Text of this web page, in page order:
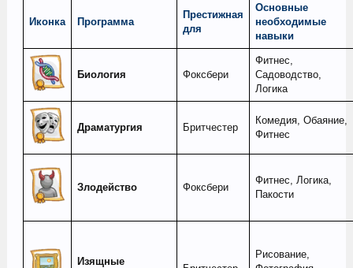
Иконка Программа
Престижная
для
Основные
необходимые
навыки
Биология Фоксбери
Фитнес,
Садоводство,
Логика
Драматургия Бритчестер
Комедия, Обаяние,
Фитнес
Злодейство Фоксбери
Фитнес, Логика,
Пакости
Изящные
Рисование,